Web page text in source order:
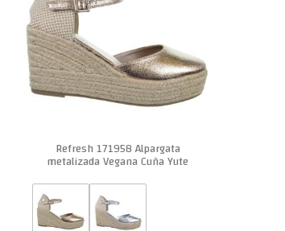
Refresh 171958 Alpargata
metalizada Vegana Cuña Yute